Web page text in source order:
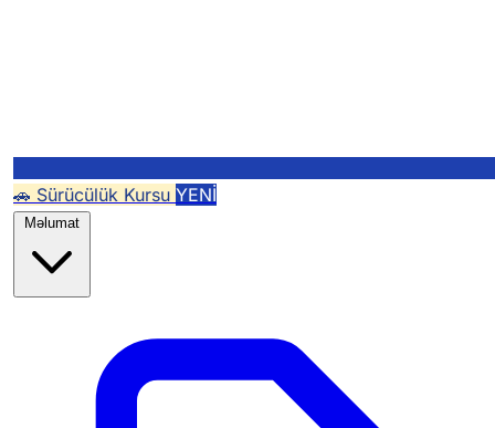
🚗 Sürücülük Kursu YENİ
Məlumat